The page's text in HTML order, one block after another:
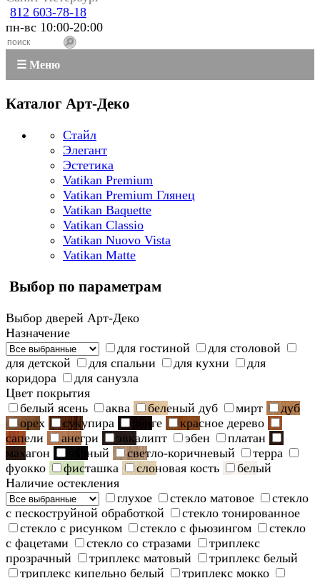
812 603-78-18
пн-вс 10:00-20:00
☰ Меню
Каталог Арт-Деко
Стайл
Элегант
Эстетика
Vatikan Premium
Vatikan Premium Глянец
Vatikan Baquette
Vatikan Classio
Vatikan Nuovo Vista
Vatikan Matte
Выбор по параметрам
Выбор дверей Арт-Деко
Назначение
для гостиной
для столовой
для детской
для спальни для кухни
для
коридора
для санузла
Цвет покрытия
белый ясень
аква беленый дуб мирт
дуб
орех
сукупира венге
красное дерево
сапели
анегри эвкалипт эбен
платан
махагон
черный светло-коричневый
терра
фуокко
фисташка слоновая кость
белый
Наличие остекления
глухое
стекло матовое
стекло
с пескоструйной обработкой
стекло тонированное
стекло с рисунком
стекло с фьюзингом
стекло
с фацетами
стекло со стразами
триплекс
прозрачный
триплекс матовый
триплекс белый
триплекс кипельно белый
триплекс мокко